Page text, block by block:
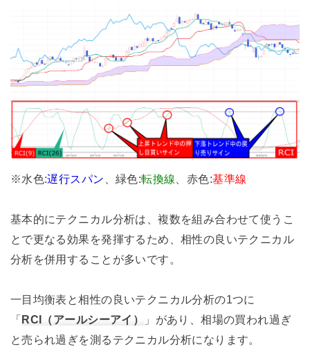
※水色:遅行スパン 、緑色:転換線 、赤色:基準線
基本的にテクニカル分析は、複数を組み合わせて使うこ
とで更なる効果を発揮するため、相性の良いテクニカル
分析を併用することが多いです。
一目均衡表と相性の良いテクニカル分析の1つに
「RCI（アールシーアイ）
」があり、相場の買われ過ぎ
と売られ過ぎを測るテクニカル分析になります。